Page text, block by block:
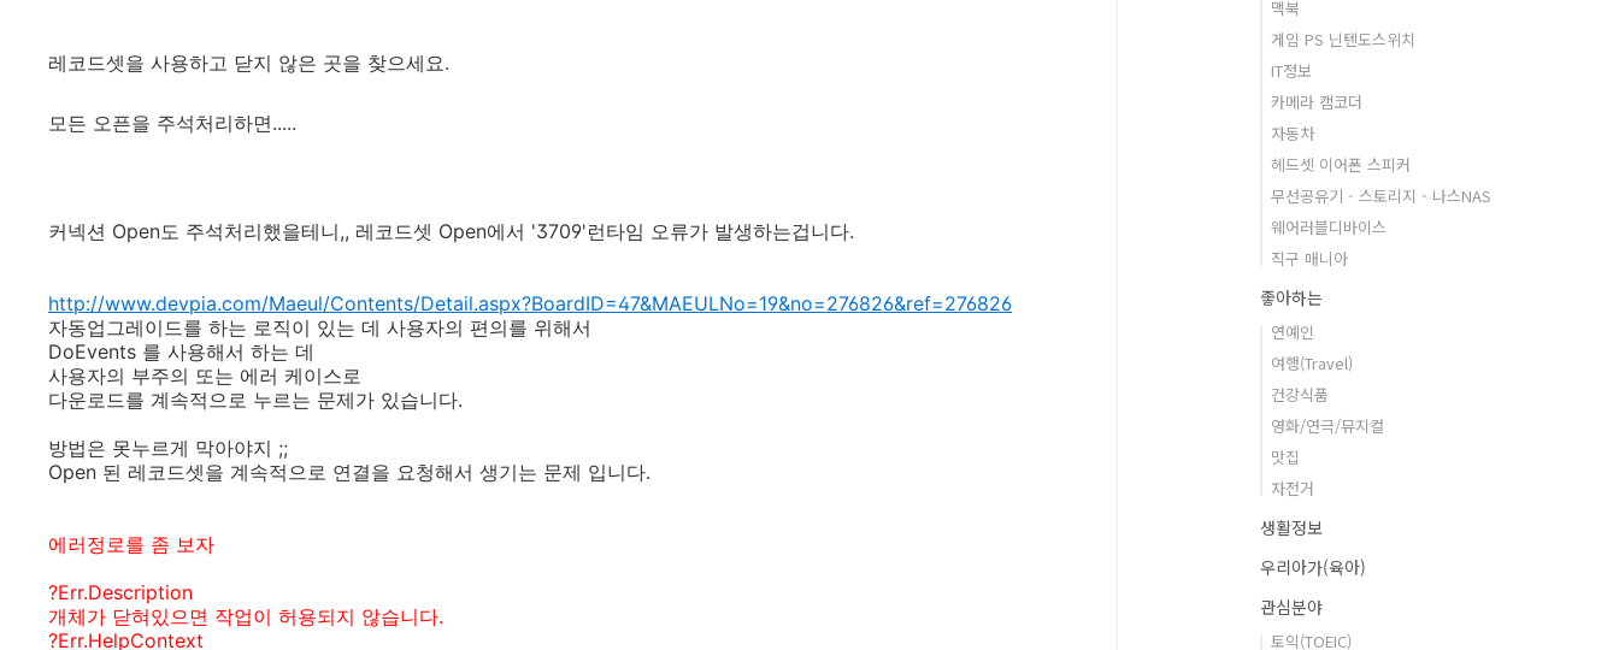
레코드셋을 사용하고 닫지 않은 곳을 찾으세요.
모든 오픈을 주석처리하면.....
커넥션 Open도 주석처리했을테니,, 레코드셋 Open에서 '3709'런타임 오류가 발생하는겁니다.
http://www.devpia.com/Maeul/Contents/Detail.aspx?BoardID=47&MAEULNo=19&no=276826&ref=276826
자동업그레이드를 하는 로직이 있는 데 사용자의 편의를 위해서
DoEvents 를 사용해서 하는 데
사용자의 부주의 또는 에러 케이스로
다운로드를 계속적으로 누르는 문제가 있습니다.
방법은 못누르게 막아야지 ;;
Open 된 레코드셋을 계속적으로 연결을 요청해서 생기는 문제 입니다.
에러정로를 좀 보자
?Err.Description
개체가 닫혀있으면 작업이 허용되지 않습니다.
?Err.HelpContext
맥북
게임 PS 닌텐도스위치
IT정보
카메라 캠코더
자동차
헤드셋 이어폰 스피커
무선공유기 - 스토리지 - 나스NAS
웨어러블디바이스
직구 매니아
좋아하는
연예인
여행(Travel)
건강식품
영화/연극/뮤지컬
맛집
자전거
생활정보
우리아가(육아)
관심분야
토익(TOEIC)